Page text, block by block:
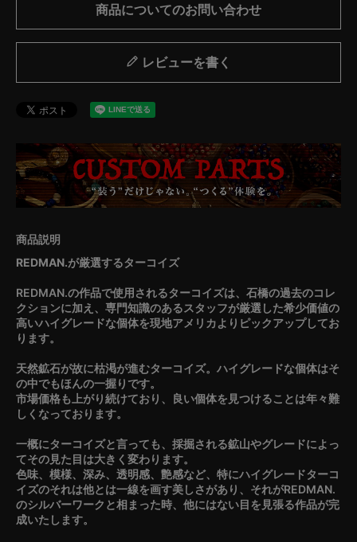
商品についてのお問い合わせ
レビューを書く
REDMAN.が厳選するターコイズ
REDMAN.の作品で使用されるターコイズは、石橋の過去のコレ
クションに加え、専門知識のあるスタッフが厳選した希少価値の
高いハイグレードな個体を現地アメリカよりピックアップしてお
ります。
天然鉱石が故に枯渇が進むターコイズ。ハイグレードな個体はそ
の中でもほんの一握りです。
市場価格も上がり続けており、良い個体を見つけることは年々難
しくなっております。
一概にターコイズと言っても、採掘される鉱山やグレードによっ
てその見た目は大きく変わります。
色味、模様、深み、透明感、艶感など、特にハイグレードターコ
イズのそれは他とは一線を画す美しさがあり、それがREDMAN.
のシルバーワークと相まった時、他にはない目を見張る作品が完
成いたします。